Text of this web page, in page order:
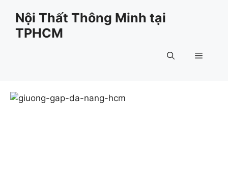
Nội Thất Thông Minh tại
TPHCM
Menu